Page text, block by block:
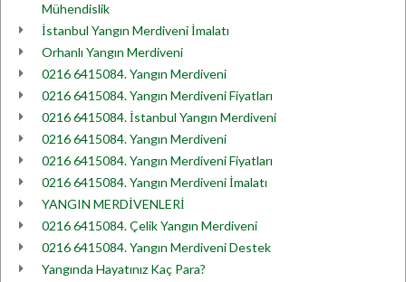
Mühendislik
İstanbul Yangın Merdiveni İmalatı
Orhanlı Yangın Merdiveni
0216 6415084. Yangın Merdiveni
0216 6415084. Yangın Merdiveni Fiyatları
0216 6415084. İstanbul Yangın Merdiveni
0216 6415084. Yangın Merdiveni
0216 6415084. Yangın Merdiveni Fiyatları
0216 6415084. Yangın Merdiveni İmalatı
YANGIN MERDİVENLERİ
0216 6415084. Çelik Yangın Merdiveni
0216 6415084. Yangın Merdiveni Destek
Yangında Hayatınız Kaç Para?